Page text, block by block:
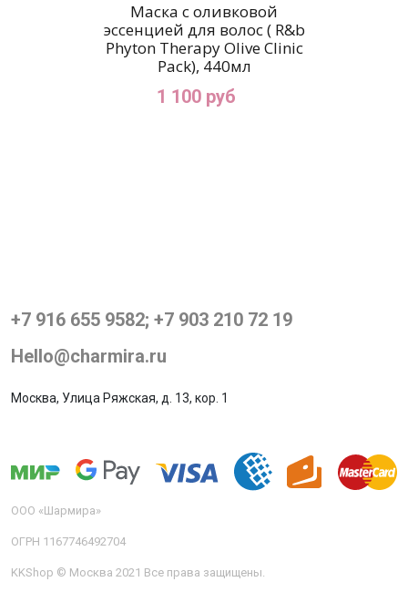
Маска с оливковой
эссенцией для волос ( R&b
Phyton Therapy Olive Clinic
Pack), 440мл
1 100 руб
+7 916 655 9582; +7 903 210 72 19
Hello@charmira.ru
Москва, Улица Ряжская, д. 13, кор. 1
ООО «Шармира»
ОГРН 1167746492704
KKShop © Москва 2021 Все права защищены.